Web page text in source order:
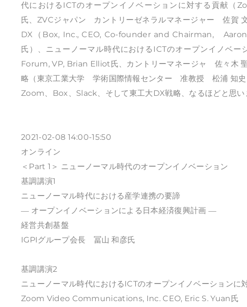
代におけるICTのオープンイノベーションに対する貢献
氏、ZVCジャパン カントリーゼネラルマネージャー 佐賀
DX（Box, Inc., CEO, Co-founder and Chairman,
氏）、ニューノーマル時代におけるICTのオープンイノベ
Forum, VP, Brian Elliot氏、カントリーマネージャ 佐々木
略（東京工業大学 学術国際情報センター 准教授 松浦 知史
Zoom、Box、Slack、そして東工大DX戦略、なるほどと思い
2021-02-08 14:00-15:50
オンライン
＜Part 1＞ ニューノーマル時代のオープンイノベーション
基調講演1
ニューノーマル時代における産学連携の要諦
― オープンイノベーションによる日本経済復興計画 ―
経営共創基盤
IGPIグループ会長 冨山 和彦氏
基調講演2
ニューノーマル時代におけるICTのオープンイノベーションに
Zoom Video Communications, Inc. CEO, Eric S. Yuan氏